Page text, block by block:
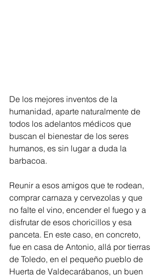
De los mejores inventos de la
humanidad, aparte naturalmente de
todos los adelantos médicos que
buscan el bienestar de los seres
humanos, es sin lugar a duda la
barbacoa.
Reunir a esos amigos que te rodean,
comprar carnaza y cervezolas y que
no falte el vino, encender el fuego y a
disfrutar de esos choricillos y esa
panceta. En este caso, en concreto,
fue en casa de Antonio, allá por tierras
de Toledo, en el pequeño pueblo de
Huerta de Valdecarábanos, un buen